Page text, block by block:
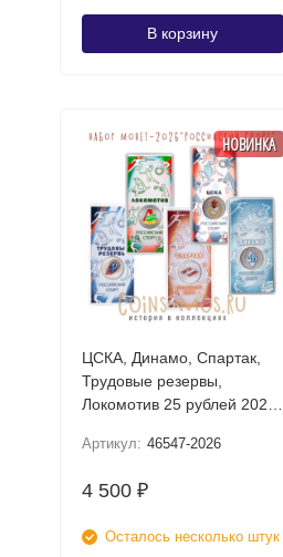
В корзину
НОВИНКА
ЦСКА, Динамо, Спартак,
Трудовые резервы,
Локомотив 25 рублей 2026
Набор цветных монет в
Артикул: 46547-2026
4 500 ₽
Осталось несколько штук